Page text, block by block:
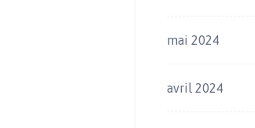
mai 2024
avril 2024